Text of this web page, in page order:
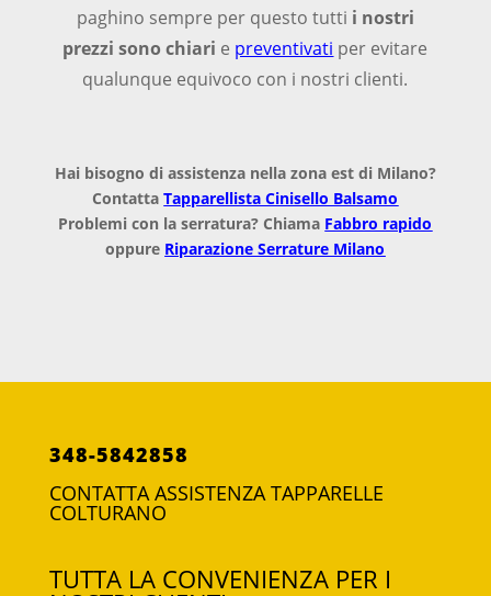
paghino sempre per questo tutti i nostri
prezzi sono chiari e preventivati per evitare
qualunque equivoco con i nostri clienti.
Hai bisogno di assistenza nella zona est di Milano?
ContattaTapparellista Cinisello Balsamo
Problemi con la serratura? Chiama Fabbro rapido
oppure Riparazione Serrature Milano
348-5842858
CONTATTA ASSISTENZA TAPPARELLE
COLTURANO
TUTTA LA CONVENIENZA PER I